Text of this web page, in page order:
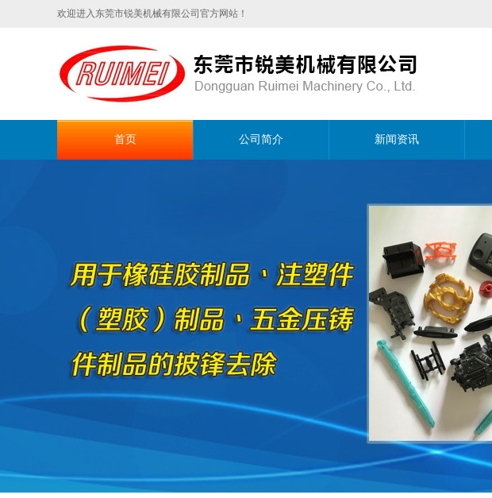
欢迎进入东莞市锐美机械有限公司官方网站！
首页 公司简介 新闻资讯